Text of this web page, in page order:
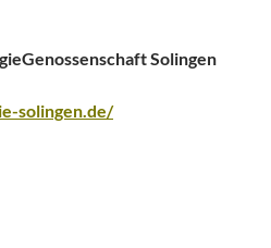
Solingen
solingen.de/